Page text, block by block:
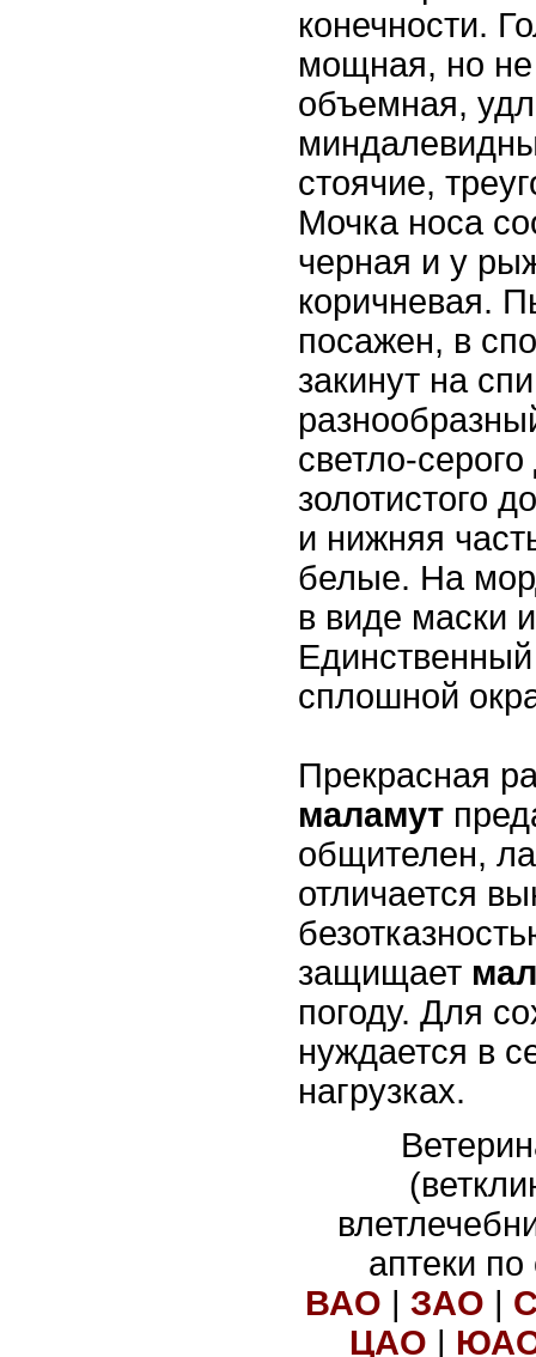
конечности.
мощная, но
объемная,
стоячие,
Мочка носа
черная и у
коричневая.
посажен, в
закинут на
светло-
золотистого
и нижняя
белые. На
в виде маски
сплошной
Прекрасная
маламут
общителен,
отличается
защищает
погоду. Для
нуждается в
нагрузках.
аптеки
ВАО | ЗАО |
ЦАО |